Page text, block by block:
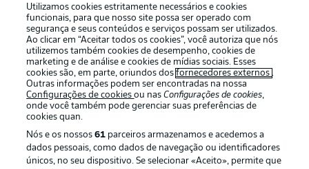
Oferecido por
Utilizamos cookies estritamente necessários e cookies
funcionais, para que nosso site possa ser operado com
segurança e seus conteúdos e serviços possam ser utilizados.
Ao clicar em “Aceitar todos os cookies”, você autoriza que nós
utilizemos também cookies de desempenho, cookies de
marketing e de análise e cookies de mídias sociais. Esses
cookies são, em parte, oriundos dosfornecedores externos .
Outras informações podem ser encontradas na nossa
Configurações de cookiesou nasConfigurações de cookies,
onde você também pode gerenciar suas preferências de
cookies quan.
Nós e os nossos61 parceiros armazenamos e acedemos a
dados pessoais, como dados de navegação ou identificadores
únicos, no seu dispositivo. Se selecionar «Aceito», permite que